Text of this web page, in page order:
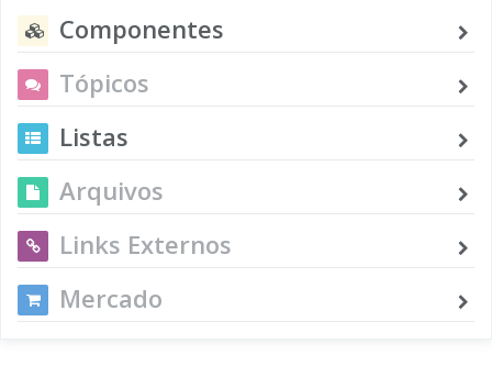
Componentes
Tópicos
Listas
Arquivos
Links Externos
Mercado